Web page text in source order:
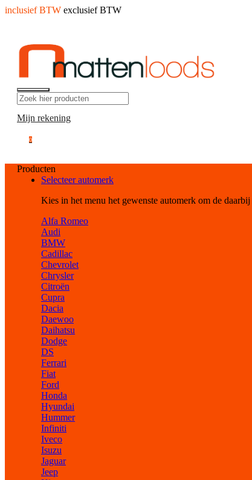
inclusief BTW exclusief BTW
Mijn rekening
0
Producten
Selecteer automerk
Kies in het menu het gewenste automerk om de
Alfa Romeo
Audi
BMW
Cadillac
Chevrolet
Chrysler
Citroën
Cupra
Dacia
Daewoo
Daihatsu
Dodge
DS
Ferrari
Fiat
Ford
Honda
Hyundai
Hummer
Infiniti
Iveco
Isuzu
Jaguar
Jeep